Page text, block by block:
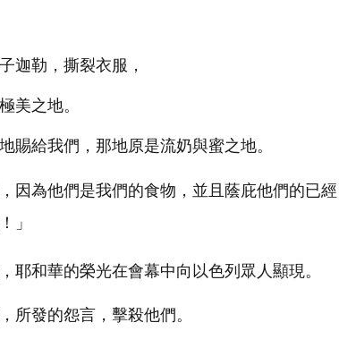
迦勒，撕裂衣服，
美之地。
賜給我們，那地原是流奶與蜜之地。
因為他們是我們的食物，並且蔭庇他們的已經
」
和華的榮光在會幕中向以色列眾人顯現。
所發的怨言，擊殺他們。